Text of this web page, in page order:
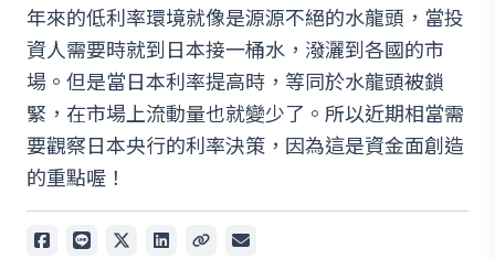
年來的低利率環境就像是源源不絕的水龍頭，當投
資人需要時就到日本接一桶水，潑灑到各國的市
場。但是當日本利率提高時，等同於水龍頭被鎖
緊，在市場上流動量也就變少了。所以近期相當需
要觀察日本央行的利率決策，因為這是資金面創造
的重點喔！